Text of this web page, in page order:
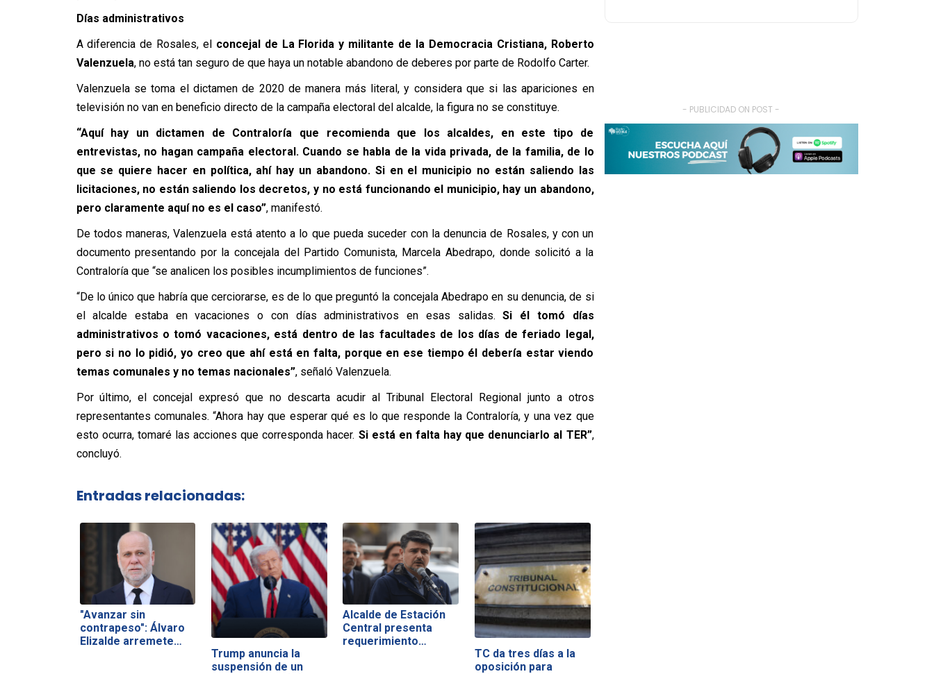
Días administrativos
A diferencia de Rosales, el concejal de La Florida y militante de la Democracia Cristiana, Roberto
Valenzuela, no está tan seguro de que haya un notable abandono de deberes por parte de Rodolfo Carter.
Valenzuela se toma el dictamen de 2020 de manera más literal, y considera que si las apariciones en
televisión no van en beneficio directo de la campaña electoral del alcalde, la figura no se constituye.
“Aquí hay un dictamen de Contraloría que recomienda que los alcaldes, en este tipo de
entrevistas, no hagan campaña electoral. Cuando se habla de la vida privada, de la familia, de lo
que se quiere hacer en política, ahí hay un abandono. Si en el municipio no están saliendo las
licitaciones, no están saliendo los decretos, y no está funcionando el municipio, hay un abandono,
pero claramente aquí no es el caso”, manifestó.
De todos maneras, Valenzuela está atento a lo que pueda suceder con la denuncia de Rosales, y con un
documento presentando por la concejala del Partido Comunista, Marcela Abedrapo, donde solicitó a la
Contraloría que “se analicen los posibles incumplimientos de funciones”.
“De lo único que habría que cerciorarse, es de lo que preguntó la concejala Abedrapo en su denuncia, de si
el alcalde estaba en vacaciones o con días administrativos en esas salidas.Si él tomó días
administrativos o tomó vacaciones, está dentro de las facultades de los días de feriado legal,
pero si no lo pidió, yo creo que ahí está en falta, porque en ese tiempo él debería estar viendo
temas comunales y no temas nacionales”, señaló Valenzuela.
Por último, el concejal expresó que no descarta acudir al Tribunal Electoral Regional junto a otros
representantes comunales. “Ahora hay que esperar qué es lo que responde la Contraloría, y una vez que
esto ocurra, tomaré las acciones que corresponda hacer. Si está en falta hay que denunciarlo al TER”,
concluyó.
Entradas relacionadas:
"Avanzar sin
contrapeso": Álvaro
Elizalde arremete…
Trump anuncia la
suspensión de un
Alcalde de Estación
Central presenta
requerimiento…
TC da tres días a la
oposición para
- PUBLICIDAD ON POST -